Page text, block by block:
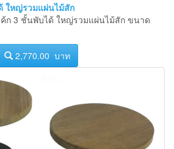
ใหญ่รวมแผ่นไม้สัก
ค้ก 3 ชั้นพับได้ ใหญ่รวมแผ่นไม้สัก ขนาด
2,770.00 บาท